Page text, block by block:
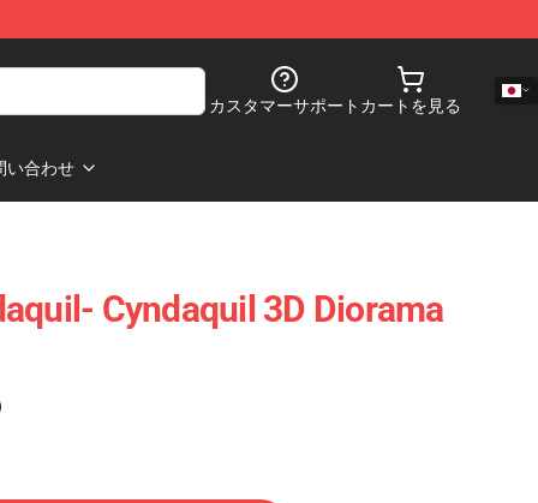
カスタマーサポート カートを見る
い合わせ
Cyndaquil 3D Diorama